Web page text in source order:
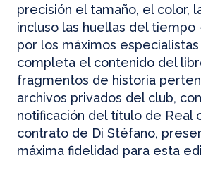
precisión el tamaño, el color,
incluso las huellas del
por los máximos
completa el contenido del
fragmentos de historia
archivos privados del club,
notificación del título de Real
contrato de Di Stéfano,
máxima fidelidad para esta